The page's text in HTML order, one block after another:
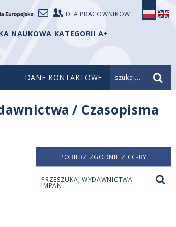
DLA PRACOWNIKÓW
NAUKOWA KATEGORII A+
DANE KONTAKTOWE szukaj...
/ Czasopisma
POBIERZ ZGODNIE Z CC-BY
PRZESZUKAJ WYDAWNICTWA
IMPAN